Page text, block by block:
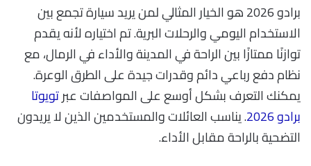
برادو 2026 هو الخيار المثالي لمن يريد سيارة تجمع بين
الاستخدام اليومي والرحلات البرية. تم اختياره لأنه يقدم
توازنًا ممتازًا بين الراحة في المدينة والأداء في الرمال، مع
نظام دفع رباعي دائم وقدرات جيدة على الطرق الوعرة.
يمكنك التعرف بشكل أوسع على المواصفات عبرتويوتا
برادو 2026
. يناسب العائلات والمستخدمين الذين لا يريدون
التضحية بالراحة مقابل الأداء.